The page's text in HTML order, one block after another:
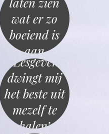
wat er zo
boeiend is
aan
wetenschap’
‘Lesgeven
dwingt mij
het beste uit
mezelf te
halen’